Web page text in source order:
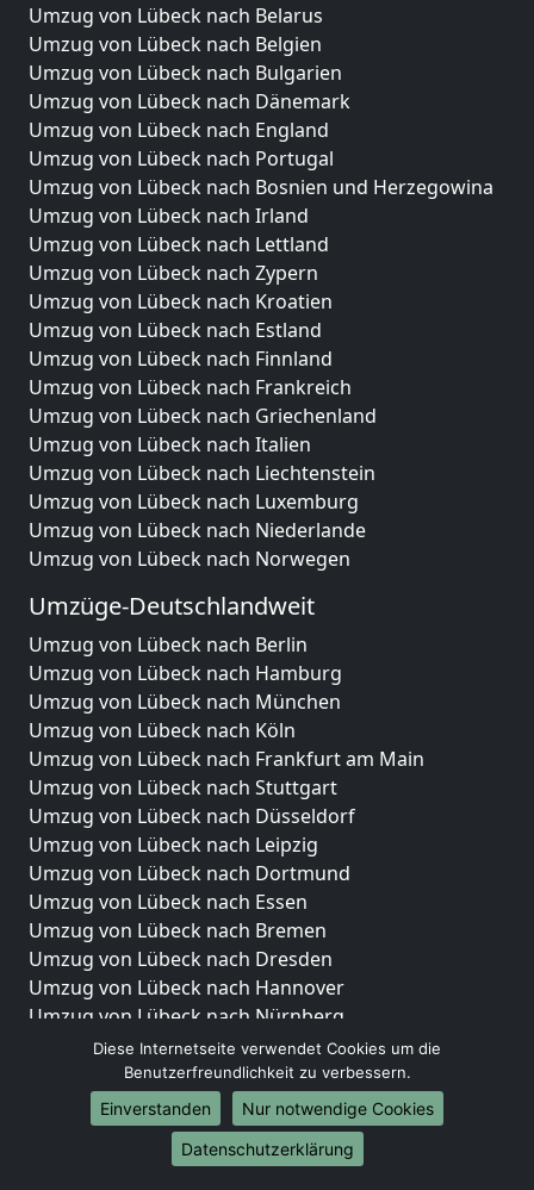
Umzug von Lübeck nach Belarus
Umzug von Lübeck nach Belgien
Umzug von Lübeck nach Bulgarien
Umzug von Lübeck nach Dänemark
Umzug von Lübeck nach England
Umzug von Lübeck nach Portugal
Umzug von Lübeck nach Bosnien und Herzegowina
Umzug von Lübeck nach Irland
Umzug von Lübeck nach Lettland
Umzug von Lübeck nach Zypern
Umzug von Lübeck nach Kroatien
Umzug von Lübeck nach Estland
Umzug von Lübeck nach Finnland
Umzug von Lübeck nach Frankreich
Umzug von Lübeck nach Griechenland
Umzug von Lübeck nach Italien
Umzug von Lübeck nach Liechtenstein
Umzug von Lübeck nach Luxemburg
Umzug von Lübeck nach Niederlande
Umzug von Lübeck nach Norwegen
Umzüge-Deutschlandweit
Umzug von Lübeck nach Berlin
Umzug von Lübeck nach Hamburg
Umzug von Lübeck nach München
Umzug von Lübeck nach Köln
Umzug von Lübeck nach Frankfurt am Main
Umzug von Lübeck nach Stuttgart
Umzug von Lübeck nach Düsseldorf
Umzug von Lübeck nach Leipzig
Umzug von Lübeck nach Dortmund
Umzug von Lübeck nach Essen
Umzug von Lübeck nach Bremen
Umzug von Lübeck nach Dresden
Umzug von Lübeck nach Hannover
Umzug von Lübeck nach Nürnberg
Umzug von Lübeck nach Duisburg
Umzug von Lübeck nach Bochum
Umzug von Lübeck nach Wuppertal
Umzug von Lübeck nach Bielefeld
Umzug von Lübeck nach Bonn
Diese Internetseite verwendet Cookies um die
Benutzerfreundlichkeit zu verbessern.
Einverstanden
Nur notwendige Cookies
Datenschutzerklärung